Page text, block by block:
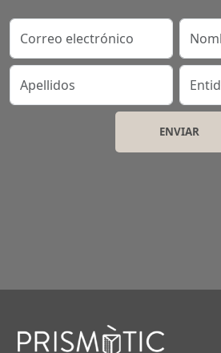
Correo electrónico Nombre
Apellidos Entidad